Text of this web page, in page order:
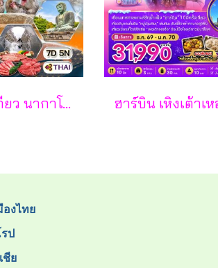
ทัวร์ญี่ปุ่น โตเกียว นากาโน่ ยามานาชิ 7 วัน - TG
องไทย
ป
ชีย